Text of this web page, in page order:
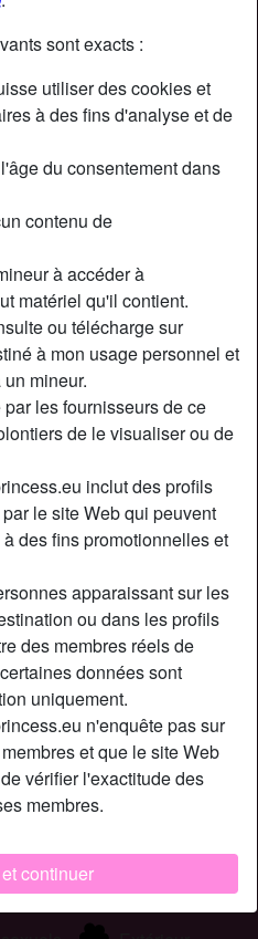
sont exacts :
utiliser des cookies et
à des fins d'analyse et de
du consentement dans
contenu de
à accéder à
matériel qu'il contient.
ou télécharge sur
à mon usage personnel et
mineur.
les fournisseurs de ce
de le visualiser ou de
inclut des profils
le site Web qui peuvent
des fins promotionnelles et
apparaissant sur les
ou dans les profils
des membres réels de
données sont
uniquement.
n'enquête pas sur
et que le site Web
vérifier l'exactitude des
membres.
continuer
Checkmate
50
France
Yvelines
Hétéro
Vert
Oui
Je suis une cougar très
pour les hommes qui
lendemain et en toute
plan sex, je désire partager
de plus de 30 ans